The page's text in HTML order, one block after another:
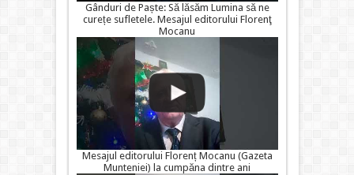
Gânduri de Paște: Să lăsăm Lumina să ne
curețe sufletele. Mesajul editorului Florenţ
Mocanu
Mesajul editorului Florenț Mocanu (Gazeta
Munteniei) la cumpăna dintre ani